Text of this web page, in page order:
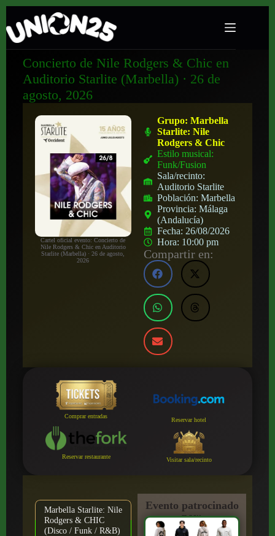
Concierto de Nile Rodgers & Chic en
Auditorio Starlite (Marbella) · 26 de
agosto, 2026
Cartel oficial evento: Concierto de
Nile Rodgers & Chic en Auditorio
Starlite (Marbella) · 26 de agosto,
2026
Grupo:Marbella
Starlite: Nile
Rodgers & Chic
Estilo musical:
Funk/Fusion
Sala/recinto:
Auditorio Starlite
Población:Marbella
Provincia:Málaga
(Andalucía)
Fecha: 26/08/2026
Hora: 10:00 pm
Compartir en:
Comprar entradas
Reservar hotel
Reservar restaurante Visitar sala/recinto
Marbella Starlite: Nile
Rodgers & CHIC
(Disco / Funk / R&B)
Evento patrocinado
por: